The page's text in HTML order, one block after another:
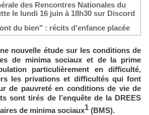
des Rencontres Nationales du
le lundi 16 juin à 18h30 sur Discord
du bien" : récits d'enfance placée
de minima sociaux et de la prime
particulièrement en difficulté,
les privations et difficultés qui font
de pauvreté en conditions de vie de
sont tirés de l’enquête de la DREES
de minima sociaux1 (BMS).